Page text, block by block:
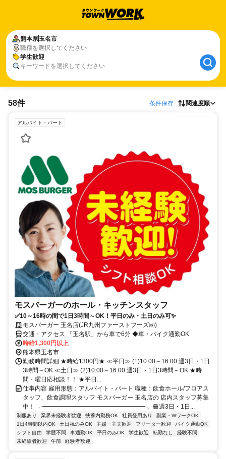
熊本県玉名市
職種を選択してください
学生歓迎
キーワードを選択してください
58件 条件保存 関連度順
アルバイト・パート
モスバーガーのホール・キッチンスタッフ
✅10～16時の間で1日3時間～OK！平日のみ・土日のみ可✨
モスバーガー 玉名店(JR九州ファーストフーズ㈱)
交通・アクセス 「玉名駅」から車で6分 ◆車・バイク通勤OK
時給1,300円以上
熊本県玉名市
勤務時間詳細 ★時給1300円★ ≪平日≫ (1)10:00～16:00 週3日・1日
3時間～OK ≪土日≫ (2)10:00～16:00 週3日・1日3時間～OK ★時
間・曜日応相談！！ ★平日...
仕事内容 雇用形態：アルバイト・パート 職種：飲食ホール/フロアス
タッフ、飲食調理スタッフ モスバーガー 玉名店の 店内スタッフ募集
中！ ╭━━━━━━━━━━━━━━━━━╮ 🍔週3日・1日...
制服あり 業界未経験者歓迎 扶養内勤務OK 社員登用あり
副業・WワークOK
1日4時間以内OK
土日祝のみOK 主婦・主夫歓迎 フリーター歓迎
バイク通勤OK
シフト自由
学歴不問 車通勤OK 平日のみOK 学生歓迎 転勤なし
経験不問
未経験者歓迎
午前 経験者歓迎